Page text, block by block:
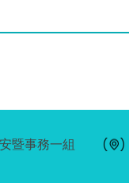
暨事務一組